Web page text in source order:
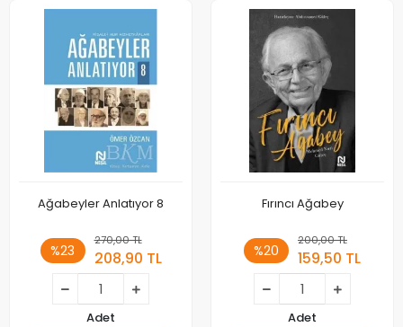
Ağabeyler Anlatıyor 8
%23
270,00 TL
208,90 TL
Adet
Fırıncı Ağabey
%20
200,00 TL
159,50 TL
Adet